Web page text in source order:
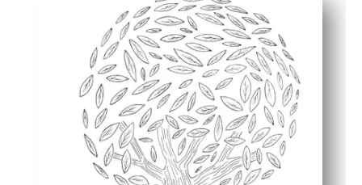
Smysluplná reflexe - děti píší nebo kreslí, za co jsou
Budování dovedností - zvyšuje SEL, slovní zásobu,
Flexibilní a připravené k zobrazení - použijte pro ranní